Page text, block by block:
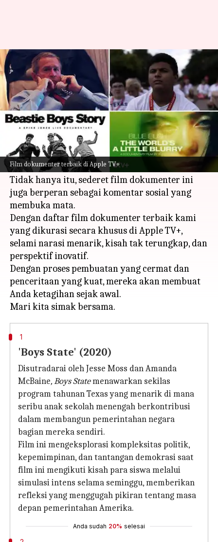
Film dokumenter terbaik di Apple TV+
Film Dokumenter Terbaik Di
Apple TV+
menulis Handoko Jan 12, 2024 11:03 am
Apa ceritanya
Apple TV+ menawarkan beragam film
dokumenter yang memikat, memberi informasi,
dan menginspirasi para penontonnya.
Tidak hanya itu, sederet film dokumenter ini
juga berperan sebagai komentar sosial yang
membuka mata.
Dengan daftar film dokumenter terbaik kami
yang dikurasi secara khusus di Apple TV+,
selami narasi menarik, kisah tak terungkap, dan
perspektif inovatif.
Dengan proses pembuatan yang cermat dan
penceritaan yang kuat, mereka akan membuat
Anda ketagihan sejak awal.
1
'Boys State' (2020)
Disutradarai oleh Jesse Moss dan Amanda
McBaine, Boys Statemenawarkan sekilas
program tahunan Texas yang menarik di mana
seribu anak sekolah menengah berkontribusi
dalam membangun pemerintahan negara
bagian mereka sendiri.
Film ini mengeksplorasi kompleksitas politik,
kepemimpinan, dan tantangan demokrasi saat
film ini mengikuti kisah para siswa melalui
simulasi intens selama seminggu, memberikan
refleksi yang menggugah pikiran tentang masa
depan pemerintahan Amerika.
Anda sudah 20% selesai